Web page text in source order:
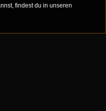
findest du in unseren